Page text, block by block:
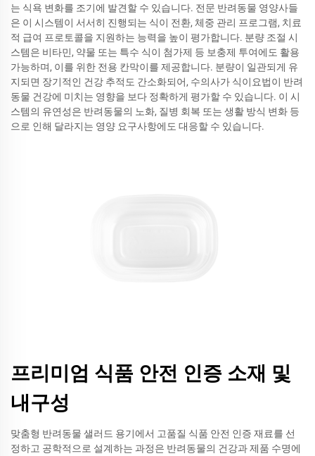
는 식욕 변화를 조기에 발견할 수 있습니다. 전문 반려동물 영양사들
은 이 시스템이 서서히 진행되는 식이 전환, 체중 관리 프로그램, 치료
적 급여 프로토콜을 지원하는 능력을 높이 평가합니다. 분량 조절 시
스템은 비타민, 약물 또는 특수 식이 첨가제 등 보충제 투여에도 활용
가능하며, 이를 위한 전용 칸막이를 제공합니다. 분량이 일관되게 유
지되면 장기적인 건강 추적도 간소화되어, 수의사가 식이요법이 반려
동물 건강에 미치는 영향을 보다 정확하게 평가할 수 있습니다. 이 시
스템의 유연성은 반려동물의 노화, 질병 회복 또는 생활 방식 변화 등
으로 인해 달라지는 영양 요구사항에도 대응할 수 있습니다.
프리미엄 식품 안전 인증 소재 및
내구성
맞춤형 반려동물 샐러드 용기에서 고품질 식품 안전 인증 재료를 선
정하고 공학적으로 설계하는 과정은 반려동물의 건강과 제품 수명에